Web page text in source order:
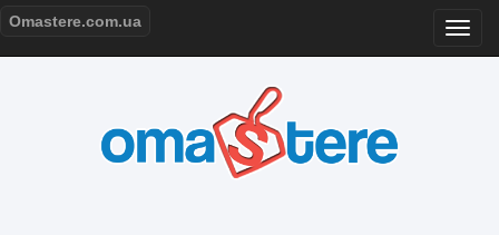
Omastere.com.ua